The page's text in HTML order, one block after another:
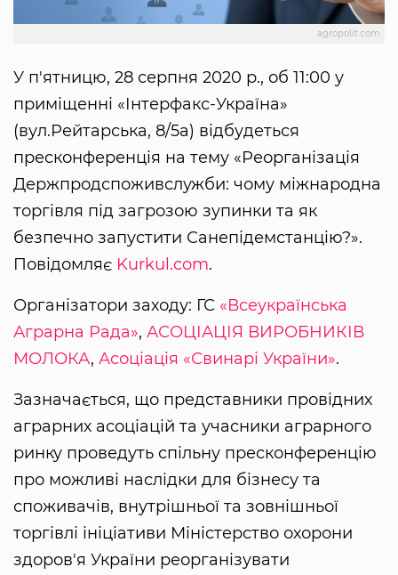
agropolit.com
У п'ятницю, 28 серпня 2020 р., об 11:00 у
приміщенні «Інтерфакс-Україна»
(вул.Рейтарська, 8/5а) відбудеться
пресконференція на тему «Реорганізація
Держпродспоживслужби: чому міжнародна
торгівля під загрозою зупинки та як
безпечно запустити Санепідемстанцію?».
Повідомляє Kurkul.com.
Організатори заходу: ГС «Всеукраїнська
Аграрна Рада», АСОЦІАЦІЯ ВИРОБНИКІВ
МОЛОКА, Асоціація «Свинарі України».
Зазначається, що представники провідних
аграрних асоціацій та учасники аграрного
ринку проведуть спільну пресконференцію
про можливі наслідки для бізнесу та
споживачів, внутрішньої та зовнішньої
торгівлі ініціативи Міністерство охорони
здоров'я України реорганізувати